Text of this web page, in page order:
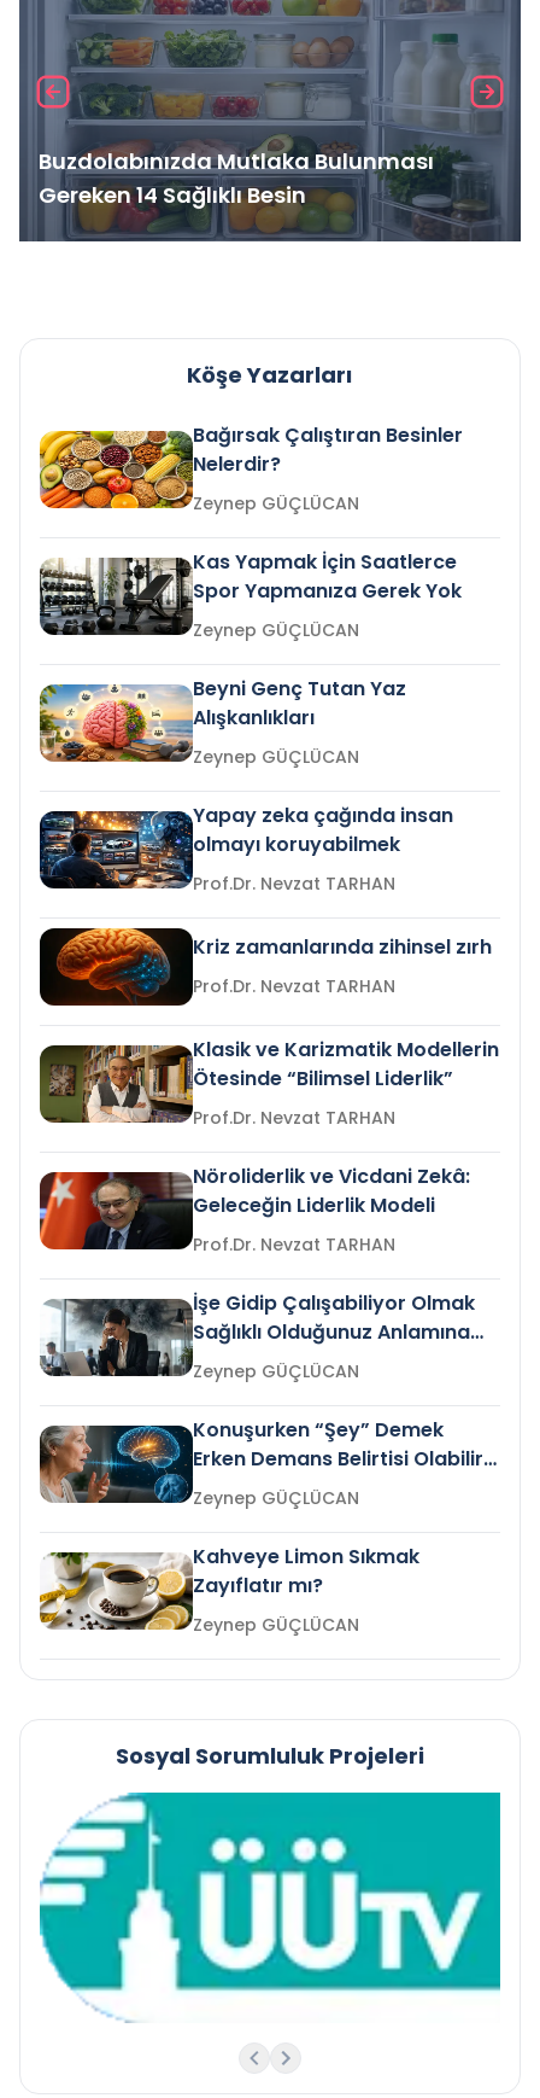
Buzdolabınızda Mutlaka Bulunması
Gereken 14 Sağlıklı Besin
Köşe Yazarları
Bağırsak Çalıştıran Besinler
Nelerdir?
Zeynep GÜÇLÜCAN
Kas Yapmak İçin Saatlerce
Spor Yapmanıza Gerek Yok
Zeynep GÜÇLÜCAN
Beyni Genç Tutan Yaz
Alışkanlıkları
Zeynep GÜÇLÜCAN
Yapay zeka çağında insan
olmayı koruyabilmek
Prof.Dr. Nevzat TARHAN
Kriz zamanlarında zihinsel zırh
Prof.Dr. Nevzat TARHAN
Klasik ve Karizmatik Modellerin
Ötesinde “Bilimsel Liderlik”
Prof.Dr. Nevzat TARHAN
Nöroliderlik ve Vicdani Zekâ:
Geleceğin Liderlik Modeli
Prof.Dr. Nevzat TARHAN
İşe Gidip Çalışabiliyor Olmak
Sağlıklı Olduğunuz Anlamına
Gelir mi?Zeynep GÜÇLÜCAN
Konuşurken “Şey” Demek
Erken Demans Belirtisi Olabilir
mi?
Zeynep GÜÇLÜCAN
Kahveye Limon Sıkmak
Zayıflatır mı?
Zeynep GÜÇLÜCAN
Sosyal Sorumluluk Projeleri